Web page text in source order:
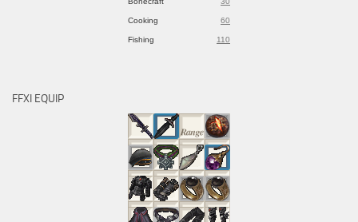
Cooking 60
Fishing 110
FFXI EQUIP